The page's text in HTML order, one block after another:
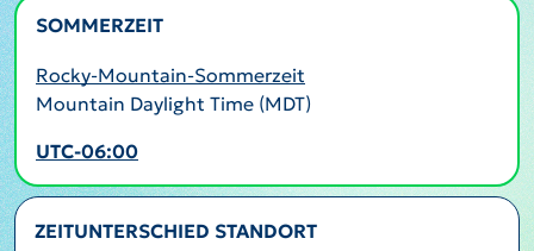
SOMMERZEIT
Rocky-Mountain-Sommerzeit
Mountain Daylight Time (MDT)
UTC-06:00
ZEITUNTERSCHIED STANDORT